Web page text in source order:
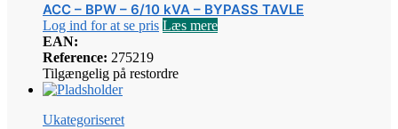
ACC – BPW – 6/10 kVA – BYPASS TAVLE
Log ind for at se pris Læs mere
EAN:
Reference: 275219
Tilgængelig på restordre
Ukategoriseret